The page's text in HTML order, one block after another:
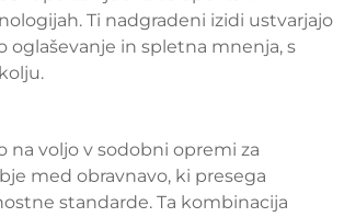
Ti nadgradeni izidi ustvarjajo
oglaševanje in spletna mnenja, s
na voljo v sodobni opremi za
med obravnavo, ki presega
standarde. Ta kombinacija